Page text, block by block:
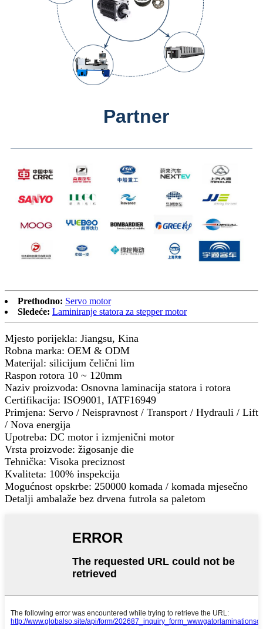
Partner
Prethodno: Servo motor
Sledeće: Laminiranje statora za stepper motor
Mjesto porijekla: Jiangsu, Kina
Robna marka: OEM & ODM
Materijal: silicijum čelični lim
Raspon rotora 10 ~ 120mm
Naziv proizvoda: Osnovna laminacija statora i rotora
Certifikacija: ISO9001, IATF16949
Primjena: Servo / Neispravnost / Transport / Hydrauli / Lift
/ Nova energija
Upotreba: DC motor i izmjenični motor
Vrsta proizvode: žigosanje die
Tehnička: Visoka preciznost
Kvaliteta: 100% inspekcija
Mogućnost opskrbe: 250000 komada / komada mjesečno
Detalji ambalaže bez drvena futrola sa paletom